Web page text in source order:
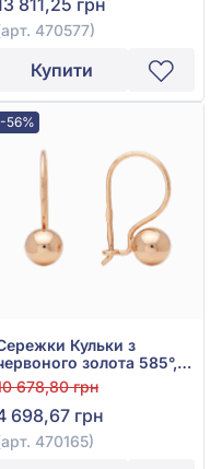
811,25 грн
470577)
Купити
-56%
Кульки з
золота 585°,
470165
678,80 грн
698,67 грн
470165)